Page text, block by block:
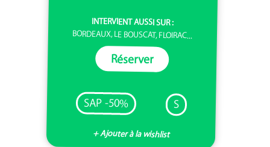
INTERVIENT AUSSI SUR :
BORDEAUX, LE BOUSCAT, FLOIRAC...
Réserver
SAP -50% S
+ Ajouter à la wishlist